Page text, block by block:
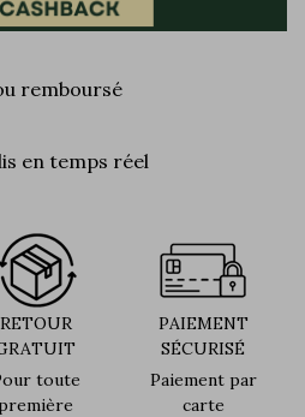
remboursé
en temps réel
RETOUR
toute
première
PAIEMENT
SÉCURISÉ
Paiement par
carte